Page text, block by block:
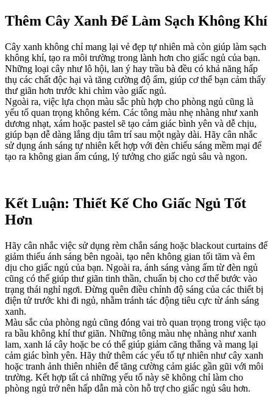
Thêm Cây Xanh Để Làm Sạch Không Khí
Cây xanh không chỉ mang lại vẻ đẹp tự nhiên mà còn giúp làm sạch
không khí, tạo ra môi trường trong lành hơn cho giấc ngủ của bạn.
Những loại cây như lô hội, lan ý hay trầu bà đều có khả năng hấp
thụ các chất độc hại và tăng cường độ ẩm, giúp cơ thể bạn cảm thấy
thư giãn hơn trước khi chìm vào giấc ngủ.
Ngoài ra, việc lựa chọn màu sắc phù hợp cho phòng ngủ cũng là
yếu tố quan trọng không kém. Các tông màu nhẹ nhàng như xanh
dương nhạt, xám hoặc pastel sẽ tạo cảm giác bình yên và dễ chịu,
giúp bạn dễ dàng lắng dịu tâm trí sau một ngày dài. Hãy cân nhắc
sử dụng ánh sáng tự nhiên kết hợp với đèn chiếu sáng mềm mại để
tạo ra không gian ấm cúng, lý tưởng cho giấc ngủ sâu và ngon.
Kết Luận: Thiết Kế Cho Giấc Ngủ Tốt
Hơn
Hãy cân nhắc việc sử dụng rèm chắn sáng hoặc blackout curtains để
giảm thiểu ánh sáng bên ngoài, tạo nên không gian tối tăm và êm
dịu cho giấc ngủ của bạn. Ngoài ra, ánh sáng vàng ấm từ đèn ngủ
cũng có thể giúp thư giãn tinh thần, chuẩn bị cho cơ thể bước vào
trạng thái nghỉ ngơi. Đừng quên điều chỉnh độ sáng của các thiết bị
điện tử trước khi đi ngủ, nhằm tránh tác động tiêu cực từ ánh sáng
xanh.
Màu sắc của phòng ngủ cũng đóng vai trò quan trọng trong việc tạo
ra bầu không khí thư giãn. Những tông màu nhẹ nhàng như xanh
lam, xanh lá cây hoặc be có thể giúp giảm căng thẳng và mang lại
cảm giác bình yên. Hãy thử thêm các yếu tố tự nhiên như cây xanh
hoặc tranh ảnh thiên nhiên để tăng cường cảm giác gần gũi với môi
trường. Kết hợp tất cả những yếu tố này sẽ không chỉ làm cho
phòng ngủ trở nên hấp dẫn mà còn hỗ trợ cho giấc ngủ sâu hơn.